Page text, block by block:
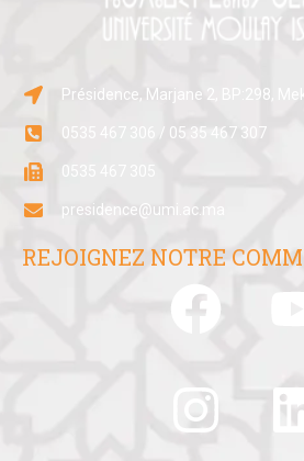
Présidence, Marjane 2, BP:298,
0535 467 306 / 05 35 467 307
0535 467 305
presidence@umi.ac.ma
REJOIGNEZ NOTRE